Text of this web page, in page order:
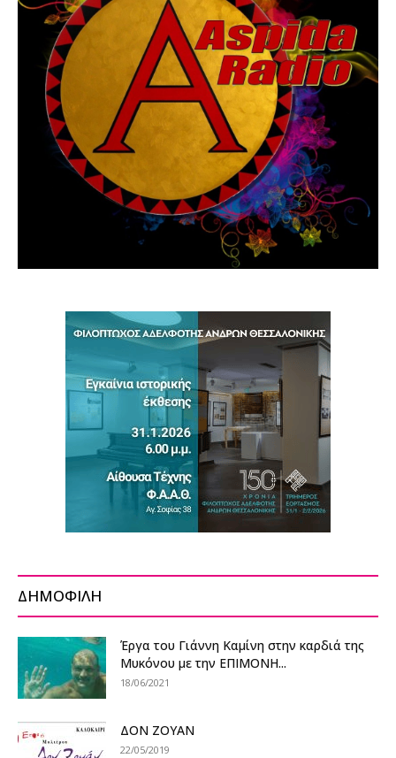
ΔΗΜΟΦΙΛΗ
Έργα του Γιάννη Καμίνη στην καρδιά της
Μυκόνου με την ΕΠΙΜΟΝΗ...
18/06/2021
ΔΟΝ ΖΟΥΑΝ
22/05/2019